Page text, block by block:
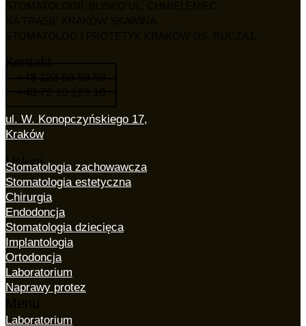
ul. W. Konopczyńskiego 17,
Kraków
Usługi
Stomatologia zachowawcza
Stomatologia estetyczna
Chirurgia
Endodoncja
Stomatologia dziecięca
Implantologia
Ortodoncja
Laboratorium
Naprawy protez
Laboratorium